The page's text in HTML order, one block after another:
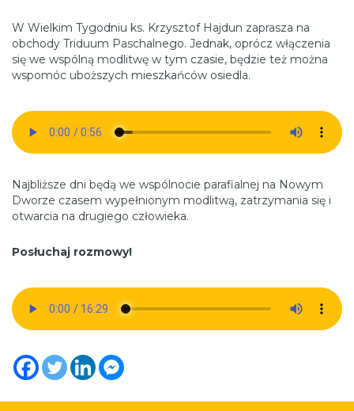
W Wielkim Tygodniu ks. Krzysztof Hajdun zaprasza na
obchody Triduum Paschalnego. Jednak, oprócz włączenia
się we wspólną modlitwę w tym czasie, będzie też można
wspomóc uboższych mieszkańców osiedla.
Najbliższe dni będą we wspólnocie parafialnej na Nowym
Dworze czasem wypełnionym modlitwą, zatrzymania się i
otwarcia na drugiego człowieka.
Posłuchaj rozmowy!